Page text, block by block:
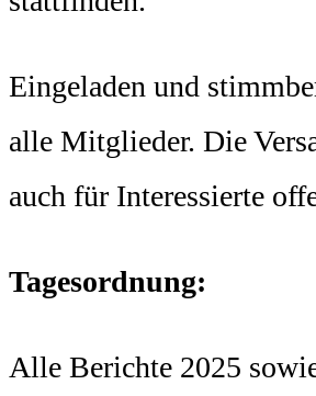
Eingeladen und
alle Mitglieder. Die
auch für Interessierte
Tagesordnung:
Alle Berichte 2025